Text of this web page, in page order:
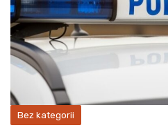
Bez kategorii